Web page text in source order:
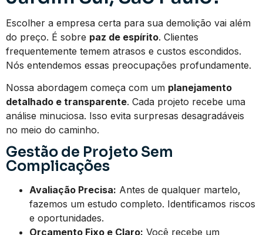
Escolher a empresa certa para sua demolição vai além
do preço. É sobre paz de espírito. Clientes
frequentemente temem atrasos e custos escondidos.
Nós entendemos essas preocupações profundamente.
Nossa abordagem começa com um planejamento
detalhado e transparente. Cada projeto recebe uma
análise minuciosa. Isso evita surpresas desagradáveis
no meio do caminho.
Gestão de Projeto Sem
Complicações
Avaliação Precisa: Antes de qualquer martelo,
fazemos um estudo completo. Identificamos riscos
e oportunidades.
Orçamento Fixo e Claro: Você recebe um